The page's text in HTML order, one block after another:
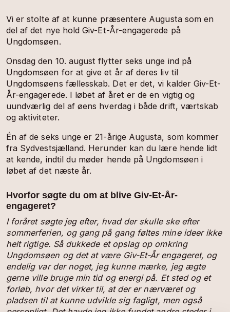
Vi er stolte af at kunne præsentere Augusta som en
del af det nye hold Giv-Et-År-engagerede på
Ungdomsøen.
Onsdag den 10. august flytter seks unge ind på
Ungdomsøen for at give et år af deres liv til
Ungdomsøens fællesskab. Det er det, vi kalder Giv-Et-
År-engagerede. I løbet af året er de en vigtig og
uundværlig del af øens hverdag i både drift, værtskab
og aktiviteter.
Én af de seks unge er 21-årige Augusta, som kommer
fra Sydvestsjælland. Herunder kan du lære hende lidt
at kende, indtil du møder hende på Ungdomsøen i
løbet af det næste år.
Hvorfor søgte du om at blive Giv-Et-År-
engageret?
I foråret søgte jeg efter, hvad der skulle ske efter
sommerferien, og gang på gang føltes mine ideer ikke
helt rigtige. Så dukkede et opslag op omkring
Ungdomsøen og det at være Giv-Et-År engageret, og
endelig var der noget, jeg kunne mærke, jeg ægte
gerne ville bruge min tid og energi på. Et sted og et
forløb, hvor det virker til, at der er nærværet og
pladsen til at kunne udvikle sig fagligt, men også